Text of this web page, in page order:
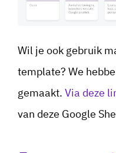
Wil je ook gebruik
template? We
gemaakt. Via deze
van deze Google